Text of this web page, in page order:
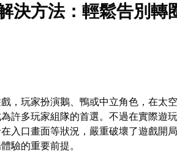
決方法：輕鬆告別轉
，玩家扮演鵝、鴨或中立角色，在太
許多玩家組隊的首選。不過在實際遊
入口畫面等狀況，嚴重破壞了遊戲開
驗的重要前提。